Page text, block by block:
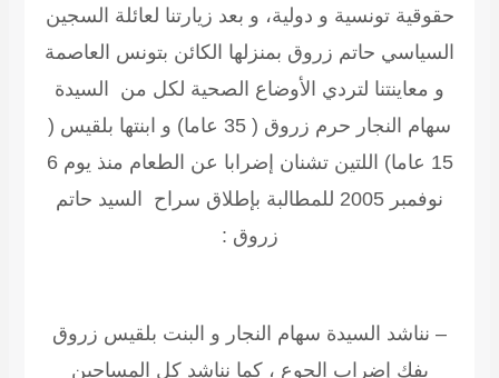
حقوقية تونسية و دولية، و بعد زيارتنا لعائلة السجين
السياسي حاتم زروق بمنزلها الكائن بتونس العاصمة
و معاينتنا لتردي الأوضاع الصحية لكل من السيدة
سهام النجار حرم زروق ( 35 عاما) و ابنتها بلقيس (
15 عاما) اللتين تشنان إضرابا عن الطعام منذ يوم 6
نوفمبر 2005 للمطالبة بإطلاق سراح السيد
حاتم
زروق :
– نناشد السيدة سهام النجار و البنت بلقيس زروق
بفك إضراب الجوع ، كما نناشد كل المساجين